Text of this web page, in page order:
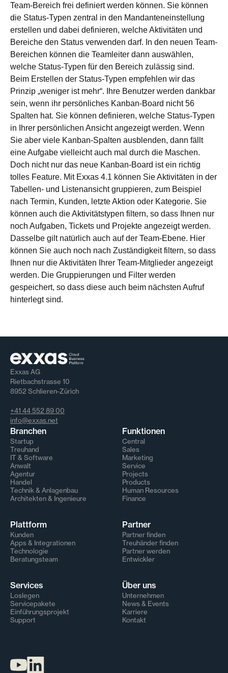
Team-Bereich frei definiert werden können. Sie können
die Status-Typen zentral in den Mandanteneinstellung
erstellen und dabei definieren, welche Aktivitäten und
Bereiche den Status verwenden darf. In den neuen Team-
Bereichen können die Teamleiter dann auswählen,
welche Status-Typen für den Bereich zulässig sind.
Beim Erstellen der Status-Typen empfehlen wir das
Prinzip „weniger ist mehr“. Ihre Benutzer werden dankbar
sein, wenn ihr persönliches Kanban-Board nicht 56
Spalten hat. Sie können definieren, welche Status-Typen
in Ihrer persönlichen Ansicht angezeigt werden. Wenn
Sie aber viele Kanban-Spalten ausblenden, dann fällt
eine Aufgabe vielleicht auch mal durch die Maschen.
Doch nicht nur das neue Kanban-Board ist ein richtig
tolles Feature. Mit Exxas 4.1 können Sie Aktivitäten in der
Tabellen- und Listenansicht gruppieren, zum Beispiel
nach Termin, Kunden, letzte Aktion oder Kategorie. Sie
können auch die Aktivitätstypen filtern, so dass Ihnen nur
noch Aufgaben, Tickets und Projekte angezeigt werden.
Dasselbe gilt natürlich auch auf der Team-Ebene. Hier
können Sie auch noch nach Zuständigkeit filtern, so dass
Ihnen nur die Aktivitäten Ihrer Team-Mitglieder angezeigt
werden. Die Gruppierungen und Filter werden
gespeichert, so dass diese auch beim nächsten Aufruf
hinterlegt sind.
Exxas AG
Rietbachstrasse 10
8952 Schlieren-Zürich
+41 44 552 89 00
info@exxas.net
Branchen
Startup
Treuhand
IT & Software
Anwalt
Agentur
Handel
Technik & Anlagenbau
Architekten & Ingenieure
Funktionen
Central
Sales
Marketing
Service
Projects
Products
Human Resources
Finance
Plattform
Kunden
Apps & Integrationen
Technologie
Beratungsteam
Partner
Partner finden
Treuhänder finden
Partner werden
Entwickler
Services
Loslegen
Servicepakete
Einführungsprojekt
Support
Über uns
Unternehmen
News & Events
Karriere
Kontakt